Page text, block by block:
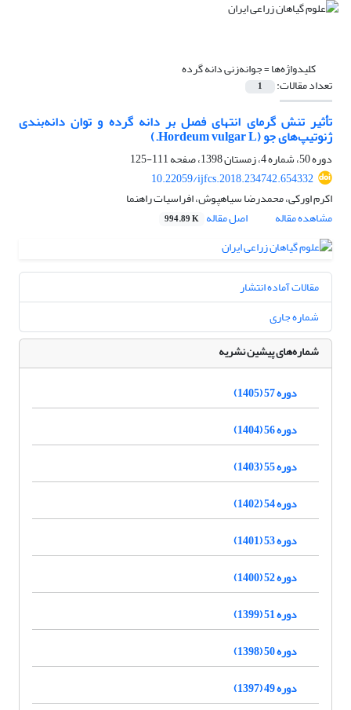
کلیدواژه‌ها =جوانه‌زنی دانه گرده
تعداد مقالات: 1
تأثیر تنش گرمای انتهای فصل بر دانه گرده و توان دانه‌بندی
ژنوتیپ‌های جو (Hordeum vulgar L.)
دوره 50، شماره 4، زمستان 1398، صفحه
111-125
10.22059/ijfcs.2018.234742.654332
اکرم اورکی، محمدرضا سیاهپوش، افراسیات راهنما
مشاهده مقاله
اصل مقاله 994.89 K
مقالات آماده انتشار
شماره جاری
شماره‌های پیشین نشریه
دوره 57 (1405)
دوره 56 (1404)
دوره 55 (1403)
دوره 54 (1402)
دوره 53 (1401)
دوره 52 (1400)
دوره 51 (1399)
دوره 50 (1398)
دوره 49 (1397)